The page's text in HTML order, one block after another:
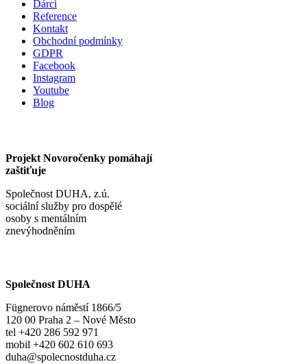
Dárci
Reference
Kontakt
Obchodní podmínky
GDPR
Facebook
Instagram
Youtube
Blog
Projekt Novoročenky pomáhají
zaštiťuje
Společnost DUHA, z.ú.
sociální služby pro dospělé
osoby s mentálním
znevýhodněním
Společnost DUHA
Fügnerovo náměstí 1866/5
120 00 Praha 2 – Nové Město
tel +420 286 592 971
mobil +420 602 610 693
duha@spolecnostduha.cz